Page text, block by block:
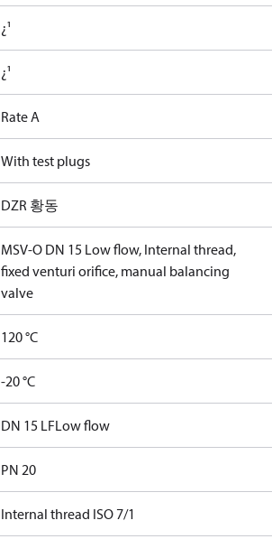
¿¹
¿¹
Rate A
With test plugs
DZR 황동
MSV-O DN 15 Low flow, Internal thread,
fixed venturi orifice, manual balancing
valve
120 °C
-20 °C
DN 15 LFLow flow
PN 20
Internal thread ISO 7/1